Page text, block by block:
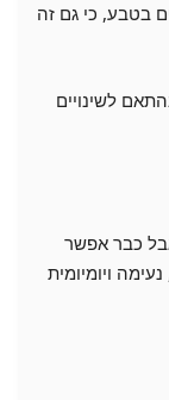
בטבע, כי גם זה
לשינויים
כבר אפשר
ויומיומית